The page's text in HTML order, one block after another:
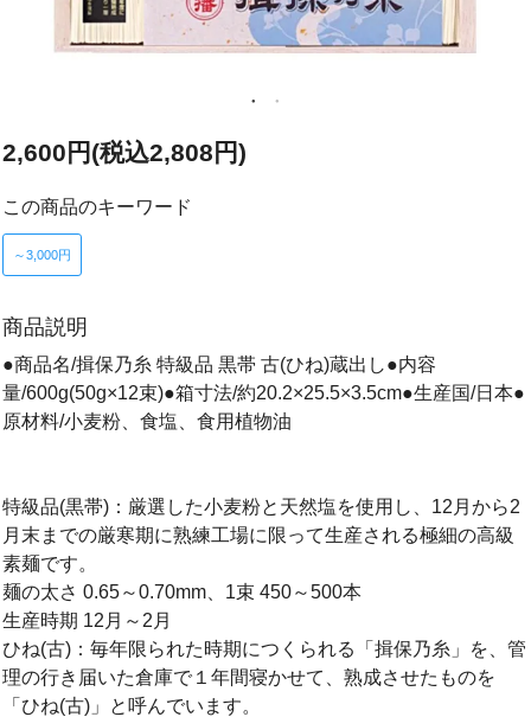
2,600円(税込2,808円)
この商品のキーワード
～3,000円
商品説明
●商品名/揖保乃糸 特級品 黒帯 古(ひね)蔵出し●内容
量/600g(50g×12束)●箱寸法/約20.2×25.5×3.5cm●生産国/日本●
原材料/小麦粉、食塩、食用植物油
特級品(黒帯)：厳選した小麦粉と天然塩を使用し、12月から2
月末までの厳寒期に熟練工場に限って生産される極細の高級
素麺です。
麺の太さ 0.65～0.70mm、1束 450～500本
生産時期 12月～2月
ひね(古)：毎年限られた時期につくられる「揖保乃糸」を、管
理の行き届いた倉庫で１年間寝かせて、熟成させたものを
「ひね(古)」と呼んでいます。